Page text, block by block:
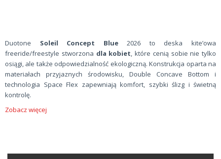
Duotone Soleil Concept Blue2026 to deska kite’owa
freeride/freestyle stworzona dla kobiet, które cenią sobie nie tylko
osiągi, ale także odpowiedzialność ekologiczną. Konstrukcja oparta na
materiałach przyjaznych środowisku, Double Concave Bottom i
technologia Space Flex zapewniają komfort, szybki ślizg i świetną
kontrolę.
Zobacz więcej